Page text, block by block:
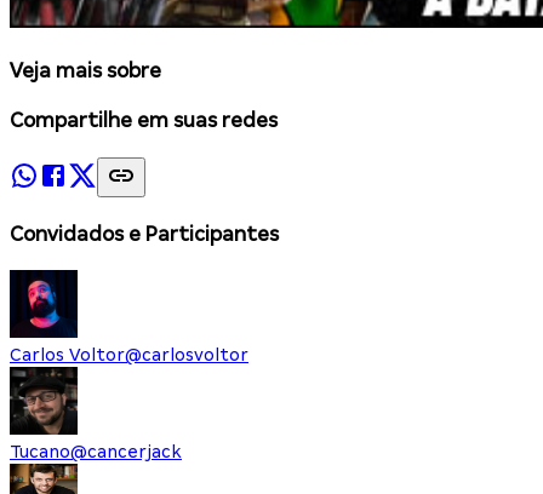
Veja mais sobre
Compartilhe em suas redes
Convidados e Participantes
Carlos Voltor@carlosvoltor
Tucano@cancerjack